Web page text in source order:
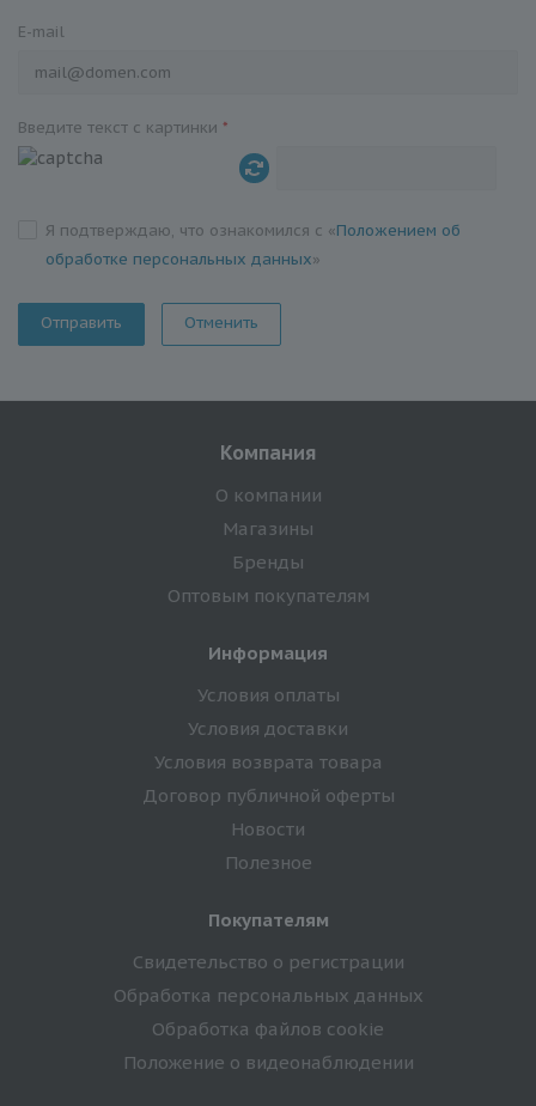
E-mail
Введите текст с картинки *
Я подтверждаю, что ознакомился с «Положением об
обработке персональных данных»
Отменить
Компания
О компании
Магазины
Бренды
Оптовым покупателям
Информация
Условия оплаты
Условия доставки
Условия возврата товара
Договор публичной оферты
Новости
Полезное
Покупателям
Свидетельство о регистрации
Обработка персональных данных
Обработка файлов cookie
Положение о видеонаблюдении